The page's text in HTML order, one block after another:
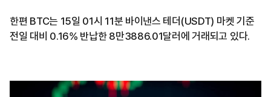
한편 BTC는 15일 01시 11분 바이낸스 테더(USDT) 마켓 기준
전일 대비 0.16% 반납한 8만3886.01달러에 거래되고 있다.